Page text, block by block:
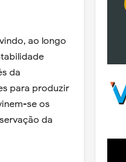
ao longo
da
para produzir
se os
da